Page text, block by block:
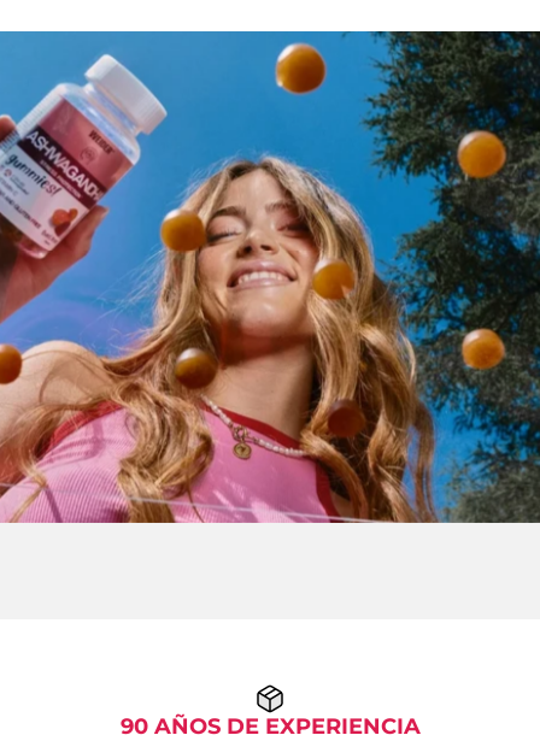
90 AÑOS DE EXPERIENCIA